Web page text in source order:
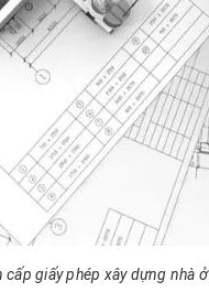
cấp giấy phép xây dựng nhà ở